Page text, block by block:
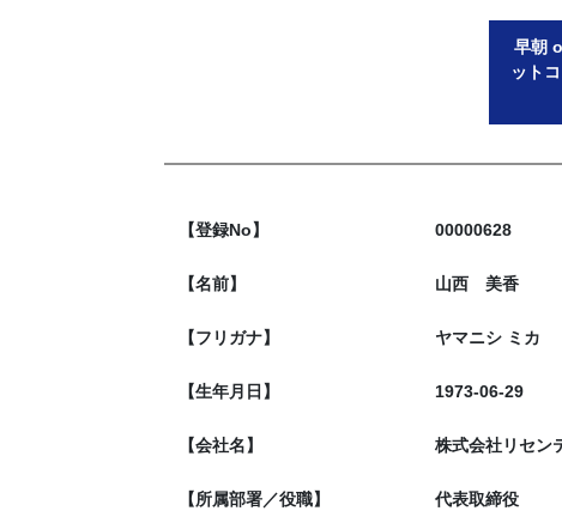
早朝
ット
【登録No】 00000628
【名前】 山西 美香
【フリガナ】 ヤマニシ ミカ
【生年月日】 1973-06-29
【会社名】 株式会社リセン
【所属部署／役職】 代表取締役